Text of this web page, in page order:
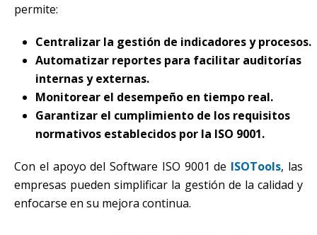
permite:
Centralizar la gestión de indicadores y procesos.
Automatizar reportes para facilitar auditorías
internas y externas.
Monitorear el desempeño en tiempo real.
Garantizar el cumplimiento de los requisitos
normativos establecidos por la ISO 9001.
Con el apoyo del Software ISO 9001 de ISOTools, las
empresas pueden simplificar la gestión de la calidad y
enfocarse en su mejora continua.